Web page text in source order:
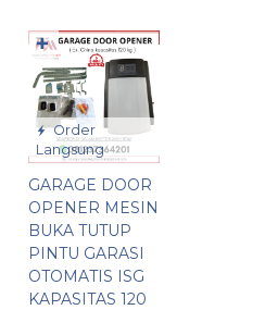
Order
Langsung
GARAGE DOOR
OPENER MESIN
BUKA TUTUP
PINTU GARASI
OTOMATIS ISG
KAPASITAS 120
✚